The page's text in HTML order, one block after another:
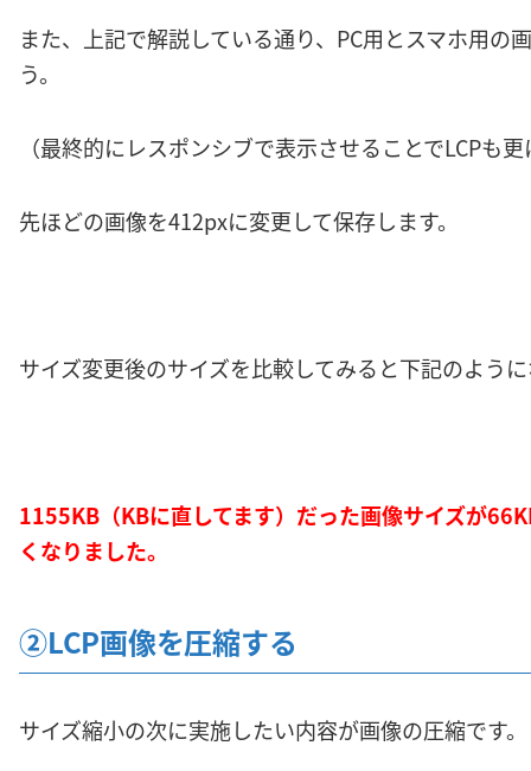
また、上記で解説している通り、PC用とスマホ用の
う。
（最終的にレスポンシブで表示させることでLCPも
先ほどの画像を412pxに変更して保存します。
サイズ変更後のサイズを比較してみると下記のよう
1155KB（KBに直してます）だった画像サイズが
くなりました。
②LCP画像を圧縮する
サイズ縮小の次に実施したい内容が画像の圧縮です。